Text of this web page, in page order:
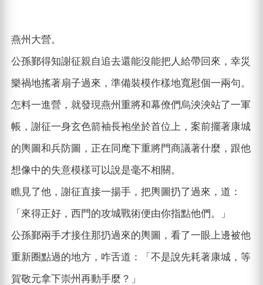
燕州大營。
公孫鄞得知謝征親自追去還能沒能把人給帶回來，幸災
樂禍地搖著扇子過來，準備裝模作樣地寬慰個一兩句。
怎料一進營，就發現燕州重將和幕僚們烏泱泱站了一軍
帳，謝征一身玄色箭袖長袍坐於首位上，案前擺著康城
的輿圖和兵防圖，正在同麾下重將門商議著什麼，跟他
想像中的失意模樣可以說是毫不相關。
瞧見了他，謝征直接一揚手，把輿圖扔了過來，道：
「來得正好，西門的攻城戰術便由你指點他們。」
公孫鄞兩手才接住那扔過來的輿圖，看了一眼上邊被他
重新圈點過的地方，咋舌道：「不是說先耗著康城，等
賀敬元拿下崇州再動手麼？」